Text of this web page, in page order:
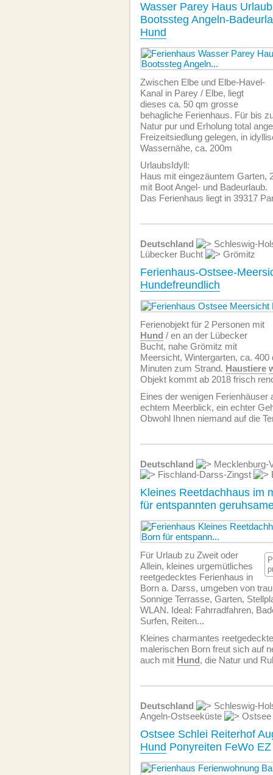
Wasser Parey Haus
Bootssteg Angeln-
Hund
Zwischen Elbe und Elbe-Havel-
Kanal in Parey / Elbe, liegt
dieses ca. 50 qm grosse
behagliche Ferienhaus. Für bis
Natur pur und Erholung total
Freizeitsiedlung gelegen, in
Wassernähe, ca. 200m
UrlaubsIdyll:
Haus mit eingezäuntem Garten,
mit Boot Angel- und Badeurlaub.
Das Ferienhaus liegt in 39317
Deutschland
Schleswig-
Lübecker Bucht
Grömitz
Ferienhaus-Ostsee-
Hundefreundlich
Ferienobjekt für 2 Personen mit
Hund / en an der Lübecker
Bucht, nahe Grömitz mit
Meersicht, Wintergarten, ca.
Minuten zum Strand. Haustiere
Objekt kommt ab 2018 frisch
Eines der wenigen Ferienhäuser
echtem Meerblick, ein echter
Obwohl Ihnen niemand auf die
Deutschland
Mecklenburg-
Fischland-Darss-Zingst
Kleines Reetdachhaus im
für entspannten
Für Urlaub zu Zweit oder
Allein, kleines urgemütliches
reetgedecktes Ferienhaus in
Born a. Darss, umgeben von
Sonnige Terrasse, Garten,
WLAN. Ideal: Fahrradfahren,
Surfen, Reiten...
Kleines charmantes
malerischen Born freut sich auf
auch mit Hund, die Natur und
Deutschland
Schleswig-
Angeln-Ostseeküste
Ostsee
Ostsee Schlei Reiterhof
Hund Ponyreiten FeWo